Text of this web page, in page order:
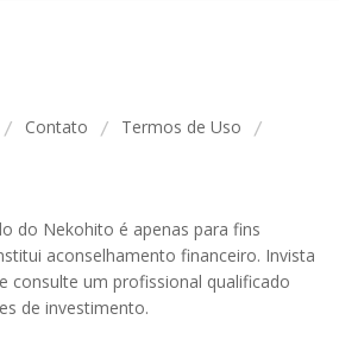
/ Contato / Termos de Uso /
do Nekohito é apenas para fins
aconselhamento financeiro. Invista
consulte um profissional qualificado
de investimento.